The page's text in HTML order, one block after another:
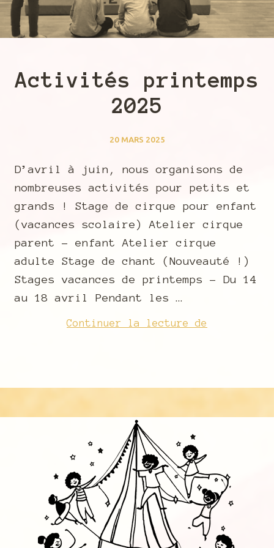
Activités printemps
2025
20 MARS 2025
D’avril à juin, nous organisons de
nombreuses activités pour petits et
grands ! Stage de cirque pour enfant
(vacances scolaire) Atelier cirque
parent – enfant Atelier cirque
adulte Stage de chant (Nouveauté !)
Stages vacances de printemps – Du 14
au 18 avril Pendant les …
Continuer la lecture de